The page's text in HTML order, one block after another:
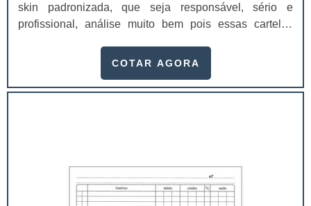
skin padronizada, que seja responsável, sério e
profissional, análise muito bem pois essas cartelas
produto.A busca por empresas sérias para adquirir esse
podem assegurar aos clientes características pontuais
COTAR AGORA